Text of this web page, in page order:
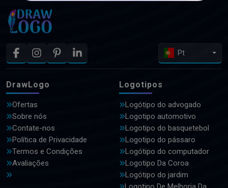
Pt
DrawLogo
Ofertas
Sobre nós
Contate-nos
Política de Privacidade
Termos e Condições
Avaliações
Logotipos
Logótipo do advogado
Logotipo automotivo
Logotipo do basquetebol
Logotipo do pássaro
Logótipo do computador
Logotipo Da Coroa
Logótipo do jardim